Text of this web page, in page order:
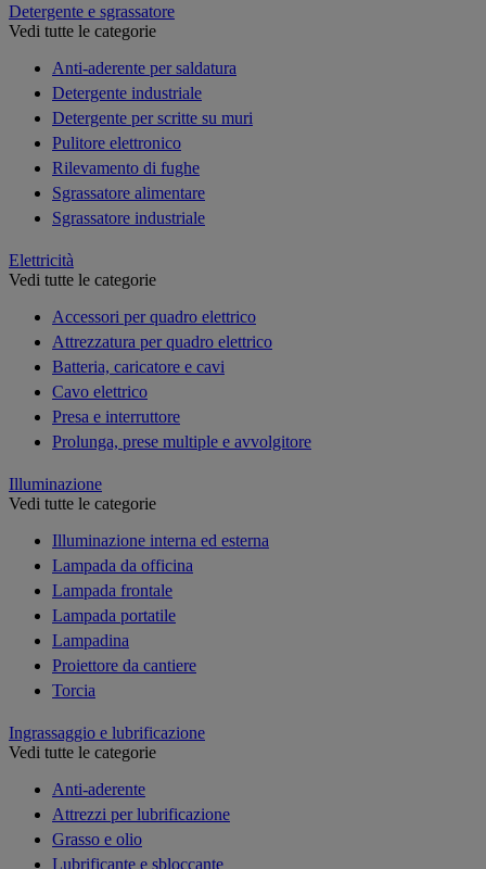
Detergente e sgrassatore
Vedi tutte le categorie
Anti-aderente per saldatura
Detergente industriale
Detergente per scritte su muri
Pulitore elettronico
Rilevamento di fughe
Sgrassatore alimentare
Sgrassatore industriale
Elettricità
Vedi tutte le categorie
Accessori per quadro elettrico
Attrezzatura per quadro elettrico
Batteria, caricatore e cavi
Cavo elettrico
Presa e interruttore
Prolunga, prese multiple e avvolgitore
Illuminazione
Vedi tutte le categorie
Illuminazione interna ed esterna
Lampada da officina
Lampada frontale
Lampada portatile
Lampadina
Proiettore da cantiere
Torcia
Ingrassaggio e lubrificazione
Vedi tutte le categorie
Anti-aderente
Attrezzi per lubrificazione
Grasso e olio
Lubrificante e sbloccante